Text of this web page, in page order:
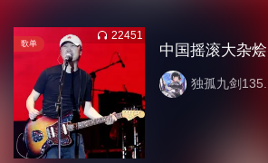
歌单
22451
中国摇滚大杂烩
独孤九剑135...